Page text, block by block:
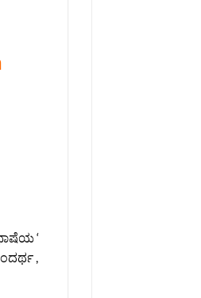
‘
,